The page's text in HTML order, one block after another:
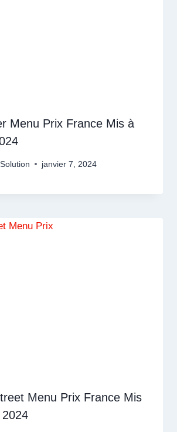
Menu Prix France Mis à
janvier 7, 2024
Menu Prix France Mis